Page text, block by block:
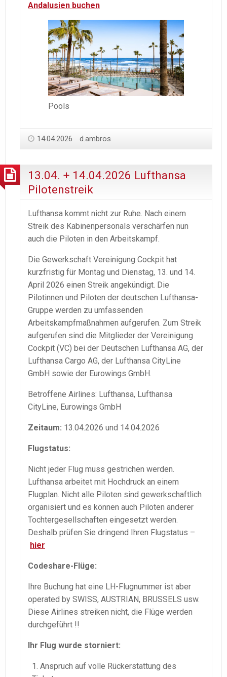
Andalusien buchen
Pools
14.04.2026 d.ambros
13.04. + 14.04.2026 Lufthansa
Pilotenstreik
Lufthansa kommt nicht zur Ruhe. Nach einem
Streik des Kabinenpersonals verschärfen nun
auch die Piloten in den Arbeitskampf.
Die Gewerkschaft Vereinigung Cockpit hat
kurzfristig für Montag und Dienstag, 13. und 14.
April 2026 einen Streik angekündigt. Die
Pilotinnen und Piloten der deutschen Lufthansa-
Gruppe werden zu umfassenden
Arbeitskampfmaßnahmen aufgerufen. Zum Streik
aufgerufen sind die Mitglieder der Vereinigung
Cockpit (VC) bei der Deutschen Lufthansa AG, der
Lufthansa Cargo AG, der Lufthansa CityLine
GmbH sowie der Eurowings GmbH.
Betroffene Airlines: Lufthansa, Lufthansa
CityLine, Eurowings GmbH
Zeitaum: 13.04.2026 und 14.04.2026
Flugstatus:
Nicht jeder Flug muss gestrichen werden.
Lufthansa arbeitet mit Hochdruck an einem
Flugplan. Nicht alle Piloten sind gewerkschaftlich
organisiert und es können auch Piloten anderer
Tochtergesellschaften eingesetzt werden.
Deshalb prüfen Sie dringend Ihren Flugstatus –
hier
Codeshare-Flüge:
Ihre Buchung hat eine LH-Flugnummer ist aber
operated by SWISS, AUSTRIAN, BRUSSELS usw.
Diese Airlines streiken nicht, die Flüge werden
durchgeführt !!
Ihr Flug wurde storniert:
Anspruch auf volle Rückerstattung des